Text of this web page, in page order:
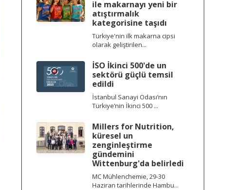
ile makarnayı yeni bir
atıştırmalık
kategorisine taşıdı
Türkiye'nin ilk makarna cipsi
olarak geliştirilen...
İSO İkinci 500'de un
sektörü güçlü temsil
edildi
İstanbul Sanayi Odası’nın
Türkiye’nin İkinci 500 ...
Millers for Nutrition,
küresel un
zenginleştirme
gündemini
Wittenburg'da belirledi
MC Mühlenchemie, 29-30
Haziran tarihlerinde Hambu...